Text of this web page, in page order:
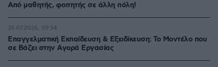
Από μαθητής, φοιτητής σε άλλη πόλη!
Επαγγελματική Εκπαίδευση & Εξειδίκευση: Το Mοντέλο που
σε Bάζει στην Aγορά Eργασίας
26.07.2026, 09:54